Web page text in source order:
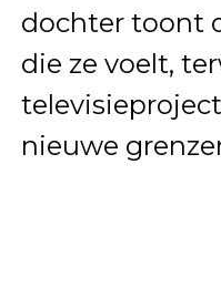
dochter toont
die ze voelt,
nieuwe